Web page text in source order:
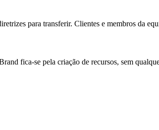
para transferir. Clientes e membros da
fica-se pela criação de recursos, sem